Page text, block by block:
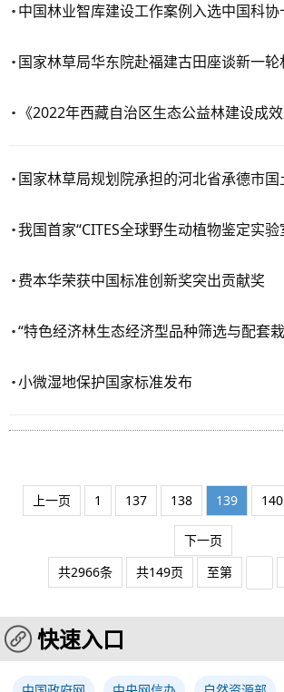
费本华荣获中国标准创新奖突出贡献奖
小微湿地保护国家标准发布
上一页 1 137 138 139 140
下一页
共2966条
共149页 至第
快速入口